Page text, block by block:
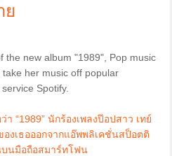
ย
the new album "1989", Pop music
her music off popular
Spotify.
“1989” นักร้องเพลงป๊อปสาว เทย์
งเธอออกจากแอ๊พพลิเคชั่นสป็อตติ
บนมือถือสมาร์ทโฟน